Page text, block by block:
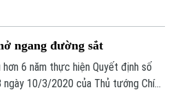
lực lượng chức năng cả nước đã
hiện và xử lý gần 68.000 vụ vi phạm,
hơn 36% so với cùng kỳ năm ngoái.
ngang đường sắt
hơn 6 năm thực hiện Quyết định số
ngày 10/3/2020 của Thủ tướng Chính